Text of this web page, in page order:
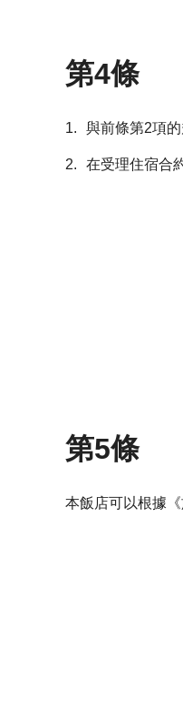
第4條
1. 與前條第2項
2. 在受理住宿合
第5條
本飯店可以根據